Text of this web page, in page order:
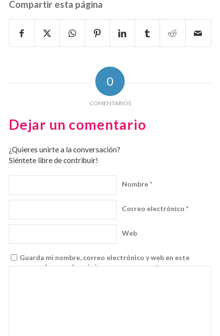
Compartir esta página
0
COMENTARIOS
Dejar un comentario
¿Quieres unirte a la conversación?
Siéntete libre de contribuir!
Nombre*
Correo electrónico *
Web
Guarda mi nombre, correo electrónico y web en este
navegador para la próxima vez que comente.